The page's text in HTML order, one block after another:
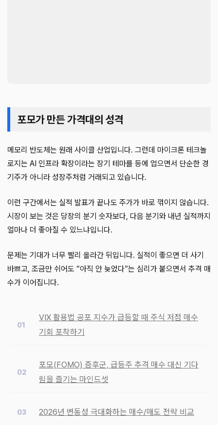
포모가 만든 가격대의 성격
메모리 반도체는 원래 사이클 산업입니다. 그런데 마이크론 테크놀
로지는 AI 인프라 확장이라는 장기 테마를 등에 업으면서 단순한 경
기주가 아니라 성장주처럼 거래되고 있습니다.
이런 구간에서는 실적 발표가 끝나도 주가가 바로 꺾이지 않습니다.
시장이 보는 것은 당장의 분기 숫자보다, 다음 분기와 내년 실적까지
얼마나 더 좋아질 수 있느냐입니다.
문제는 기대가 너무 빨리 올라간 뒤입니다. 실적이 좋으면 더 사기
바쁘고, 조금만 쉬어도 “아직 안 늦었다”는 심리가 붙으면서 추격 매
수가 이어집니다.
VIX 활용법 공포 지수가 급등할 때 주식 저점 매수
기회 포착하기
포모(FOMO) 증후군, 급등주 추격 매수 대신 기다
림을 즐기는 마인드셋
2026년 변동성 극대화하는 매수/매도 전략 비교